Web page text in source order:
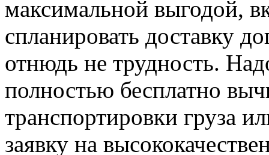
максимальной выгодой,
спланировать доставку
отнюдь не трудность.
полностью бесплатно
транспортировки груза
заявку на